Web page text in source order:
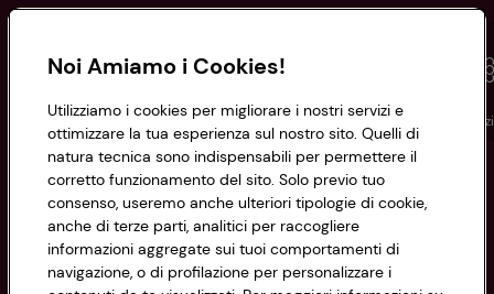
Conad Spesa online Assicurazioni Viaggi
Informazioni
Privacy Policy
Noi Amiamo i Cookies!
Utilizziamo i cookies per migliorare i nostri servizi e
ottimizzare la tua esperienza sul nostro sito. Quelli di
natura tecnica sono indispensabili per permettere il
corretto funzionamento del sito. Solo previo tuo
consenso, useremo anche ulteriori tipologie di cookie,
anche di terze parti, analitici per raccogliere
informazioni aggregate sui tuoi comportamenti di
navigazione, o di profilazione per personalizzare i